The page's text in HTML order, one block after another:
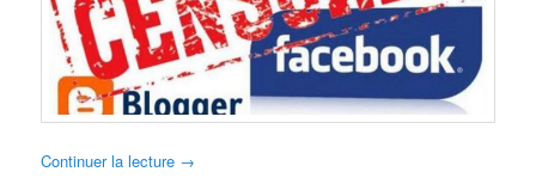
Continuer la lecture →